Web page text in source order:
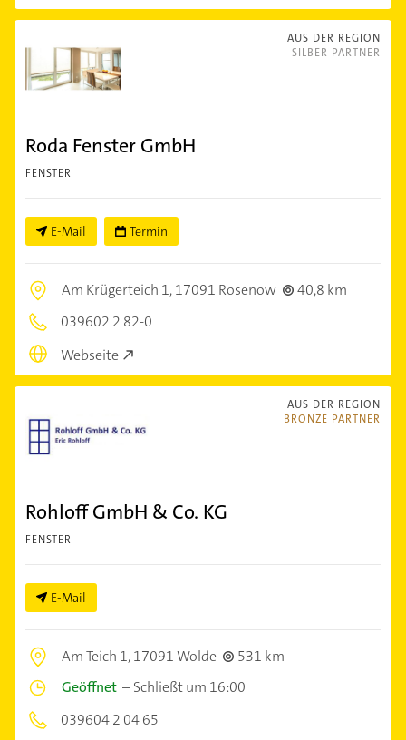
AUS DER REGION
SILBER PARTNER
Roda Fenster GmbH
FENSTER
E-Mail Termin
Am Krügerteich 1,17091 Rosenow
40,8 km
039602 2 82-0
Webseite
AUS DER REGION
BRONZE PARTNER
Rohloff GmbH & Co. KG
FENSTER
E-Mail
Am Teich 1,17091 Wolde
531 km
Geöffnet –Schließt um 16:00
039604 2 04 65